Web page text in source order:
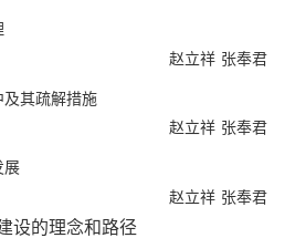
赵立祥 张奉君
赵立祥 张奉君
其疏解措施
赵立祥 张奉君
展
设的理念和路径